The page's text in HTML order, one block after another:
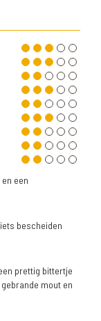
een
bescheiden
prettig bittertje
mout en